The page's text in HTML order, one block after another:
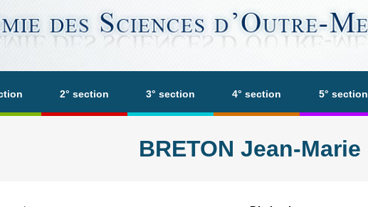
2° section 3° section 4° section 5° section
BRETON Jean-Marie